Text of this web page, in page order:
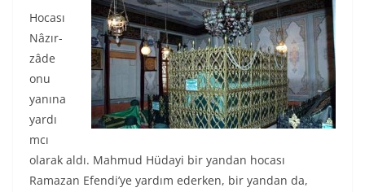
Hocası
Nâzır-
zâde
onu
yanına
yardı
mcı
olarak aldı. Mahmud Hüdayi bir yandan hocası
Ramazan Efendi’ye yardım ederken, bir yandan da,